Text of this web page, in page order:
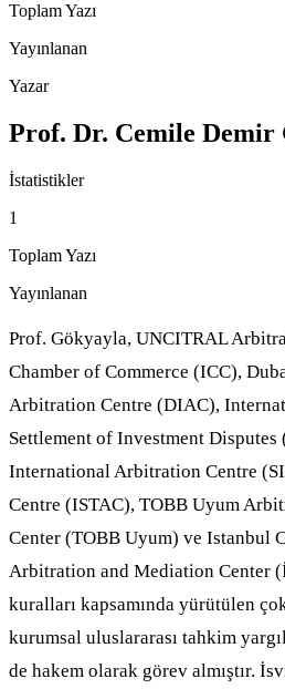
Toplam Yazı
Yayınlanan
Yazar
Prof. Dr. Cemile Demir
İstatistikler
1
Toplam Yazı
Yayınlanan
Prof. Gökyayla, UNCITRAL
Chamber of Commerce (ICC),
Arbitration Centre (DIAC),
Settlement of Investment Disputes
International Arbitration Centre
Centre (ISTAC), TOBB Uyum
Center (TOBB Uyum) ve Istanbul
Arbitration and Mediation Center
kuralları kapsamında yürütülen
kurumsal uluslararası tahkim
de hakem olarak görev almıştır.